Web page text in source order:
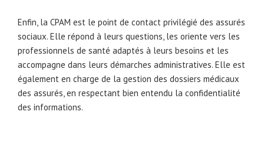
Enfin, la CPAM est le point de contact privilégié des assurés
sociaux. Elle répond à leurs questions, les oriente vers les
professionnels de santé adaptés à leurs besoins et les
accompagne dans leurs démarches administratives. Elle est
également en charge de la gestion des dossiers médicaux
des assurés, en respectant bien entendu la confidentialité
des informations.